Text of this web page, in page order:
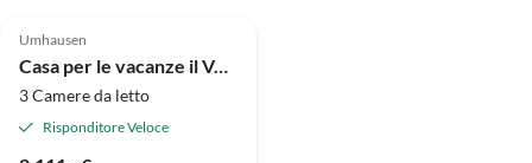
Umhausen
Casa per le vacanze il Veitenhof
3 Camere da letto
Risponditore Veloce